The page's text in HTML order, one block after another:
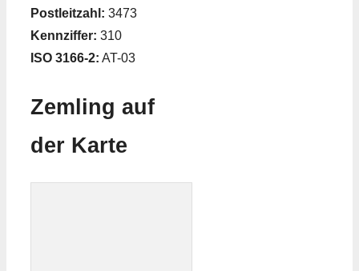
Postleitzahl: 3473
Kennziffer: 310
ISO 3166-2: AT-03
Zemling auf
der Karte